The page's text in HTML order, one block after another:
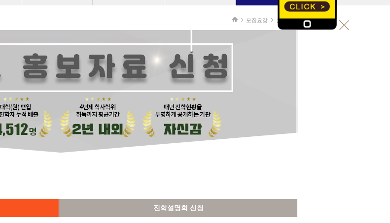
모집요강 홍보자료
진학설명회 신청